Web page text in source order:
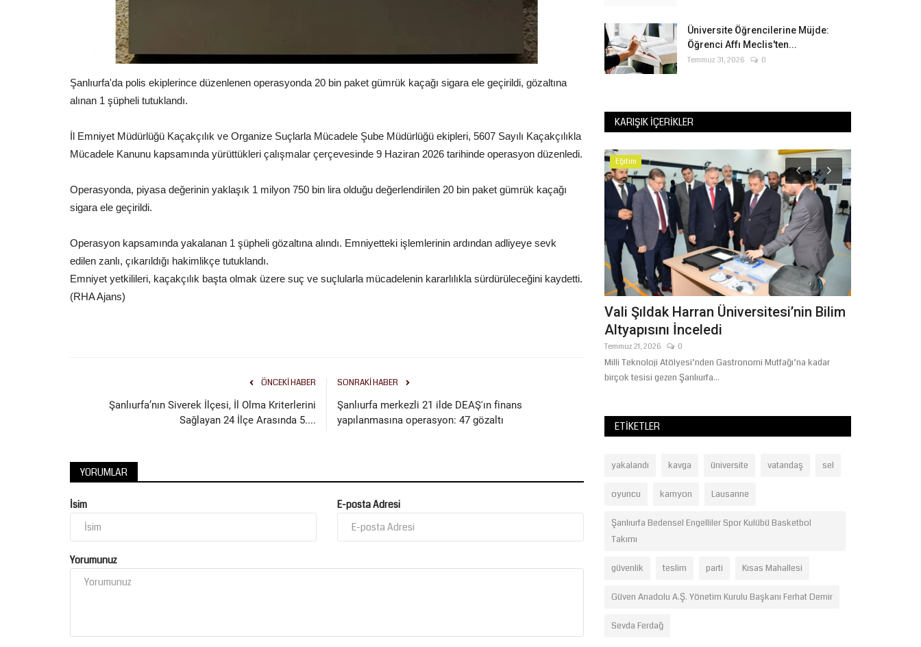
Şanlıurfa'da polis ekiplerince düzenlenen operasyonda 20 bin paket gümrük kaçağı sigara ele geçirildi, gözaltına
alınan 1 şüpheli tutuklandı.
İl Emniyet Müdürlüğü Kaçakçılık ve Organize Suçlarla Mücadele Şube Müdürlüğü ekipleri, 5607 Sayılı Kaçakçılıkla
Mücadele Kanunu kapsamında yürüttükleri çalışmalar çerçevesinde 9 Haziran 2026 tarihinde operasyon düzenledi.
Operasyonda, piyasa değerinin yaklaşık 1 milyon 750 bin lira olduğu değerlendirilen 20 bin paket gümrük kaçağı
sigara ele geçirildi.
Operasyon kapsamında yakalanan 1 şüpheli gözaltına alındı. Emniyetteki işlemlerinin ardından adliyeye sevk
edilen zanlı, çıkarıldığı hakimlikçe tutuklandı.
Emniyet yetkilileri, kaçakçılık başta olmak üzere suç ve suçlularla mücadelenin kararlılıkla sürdürüleceğini kaydetti.
(RHA Ajans)
ÖNCEKI HABER
Şanlıurfa’nın Siverek İlçesi, İl Olma Kriterlerini
Sağlayan 24 İlçe Arasında 5....
SONRAKI HABER
Şanlıurfa merkezli 21 ilde DEAŞ'ın finans
yapılanmasına operasyon: 47 gözaltı
YORUMLAR
İsim E-posta Adresi
Yorumunuz
Üniversite Öğrencilerine Müjde:
Öğrenci Affı Meclis'ten...
Temmuz 31, 2026 0
KARIŞIK İÇERIKLER
Tatlıses'in eski menajeri...
Eğitim
Vali Şıldak Harran Üniversitesi’nin Bilim
Altyapısını İnceledi
Temmuz 21, 2026 0
Milli Teknoloji Atölyesi’nden Gastronomi Mutfağı’na kadar
birçok tesisi gezen Şanlıurfa...
ETIKETLER
yakalandı kavga üniversite vatandaş sel
oyuncu kamyon Lausanne
Şanlıurfa Bedensel Engelliler Spor Kulübü Basketbol
Takımı
güvenlik teslim parti Kısas Mahallesi
Güven Anadolu A.Ş. Yönetim Kurulu Başkanı Ferhat Demir
Sevda Ferdağ